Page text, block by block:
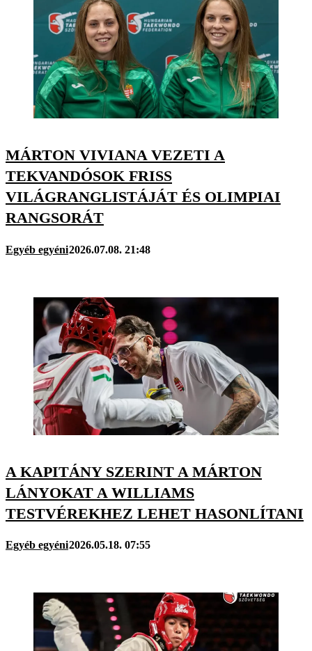
MÁRTON VIVIANA VEZETI A
TEKVANDÓSOK FRISS
VILÁGRANGLISTÁJÁT ÉS OLIMPIAI
RANGSORÁT
Egyéb egyéni2026.07.08. 21:48
A KAPITÁNY SZERINT A MÁRTON
LÁNYOKAT A WILLIAMS
TESTVÉREKHEZ LEHET HASONLÍTANI
Egyéb egyéni2026.05.18. 07:55